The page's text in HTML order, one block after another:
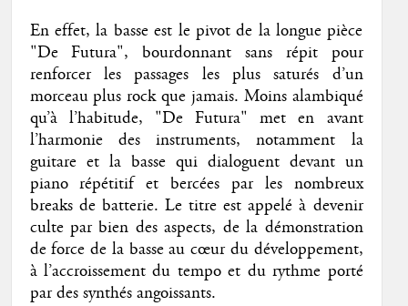
En effet, la basse est le pivot de la longue pièce
"De Futura", bourdonnant sans répit pour
renforcer les passages les plus saturés d’un
morceau plus rock que jamais. Moins alambiqué
qu’à l’habitude, "De Futura" met en avant
l’harmonie des instruments, notamment la
guitare et la basse qui dialoguent devant un
piano répétitif et bercées par les nombreux
breaks de batterie. Le titre est appelé à devenir
culte par bien des aspects, de la démonstration
de force de la basse au cœur du développement,
à l’accroissement du tempo et du rythme porté
par des synthés angoissants.